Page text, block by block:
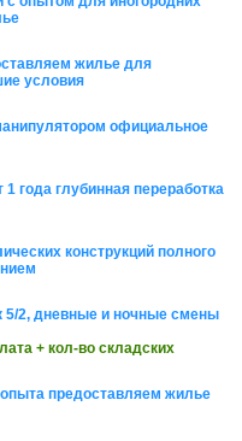
жилье для
условия
официальное
года глубинная переработка
конструкций полного
5/2, дневные и ночные смены
+ кол-во складских
предоставляем жилье